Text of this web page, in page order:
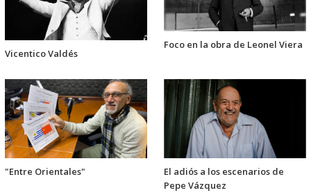
Vicentico Valdés
Foco en la obra de Leonel Viera
"Entre Orientales"
El adiós a los escenarios de
Pepe Vázquez